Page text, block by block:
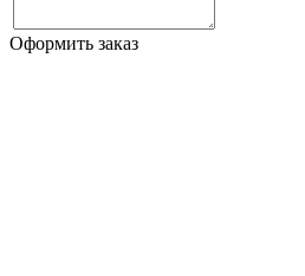
Оформить заказ